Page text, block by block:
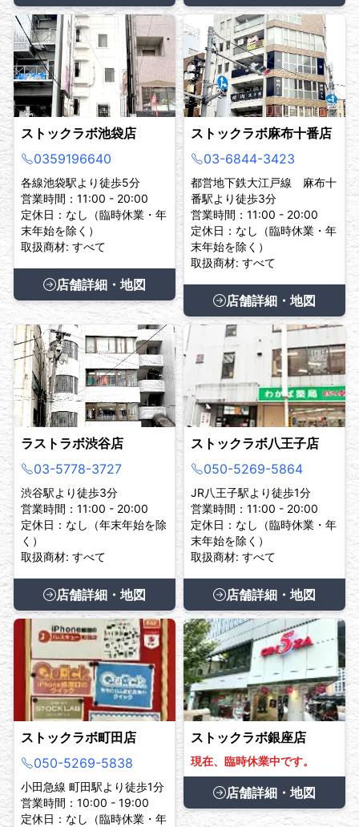
ストックラボ池袋店
0359196640
各線池袋駅より徒歩5分
営業時間：11:00 - 20:00
定休日：なし（臨時休業・年
末年始を除く）
取扱商材: すべて
店舗詳細・地図
ストックラボ麻布十番店
03-6844-3423
都営地下鉄大江戸線 麻布十
番駅より徒歩3分
営業時間：11:00 - 20:00
定休日：なし（臨時休業・年
末年始を除く）
取扱商材: すべて
店舗詳細・地図
ラストラボ渋谷店
03-5778-3727
渋谷駅より徒歩3分
営業時間：11:00 - 20:00
定休日：なし（年末年始を除
く）
取扱商材: すべて
店舗詳細・地図
ストックラボ八王子店
050-5269-5864
JR八王子駅より徒歩1分
営業時間：11:00 - 20:00
定休日：なし（臨時休業・年
末年始を除く）
取扱商材: すべて
店舗詳細・地図
ストックラボ町田店
050-5269-5838
小田急線 町田駅より徒歩1分
営業時間：10:00 - 19:00
定休日：なし（臨時休業・年
ストックラボ銀座店
現在、臨時休業中です。
店舗詳細・地図